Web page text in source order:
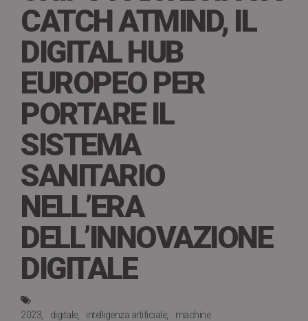
CATCH ATMIND, IL
DIGITAL HUB
EUROPEO PER
PORTARE IL
SISTEMA
SANITARIO
NELL’ERA
DELL’INNOVAZIONE
DIGITALE
2023 digitale intelligenza artificiale
machine